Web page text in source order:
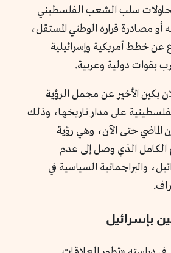
سلب الشعب الفلسطيني
مصادرة قراره الوطني المستقل،
عن خطط أمريكية وإسرائيلية
بقوات دولية وعربية.
بكين الأخير عن مجمل الرؤية
على مدار تاريخها، وذلك
الماضي حتى الآن، وهي رؤية
الذي وصل إلى عدم
والبراجماتية السياسية في
بإسرائيل